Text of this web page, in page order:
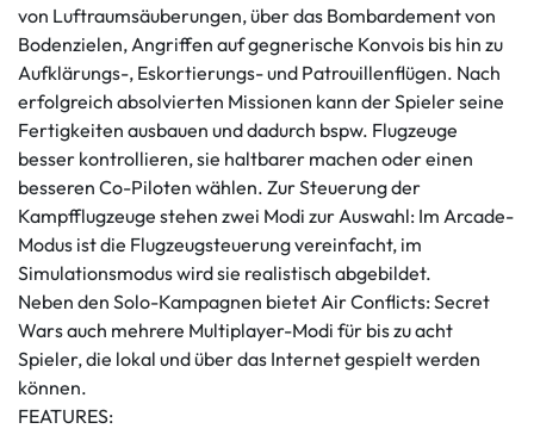
von Luftraumsäuberungen, über das Bombardement von
Bodenzielen, Angriffen auf gegnerische Konvois bis hin zu
Aufklärungs-, Eskortierungs- und Patrouillenflügen. Nach
erfolgreich absolvierten Missionen kann der Spieler seine
Fertigkeiten ausbauen und dadurch bspw. Flugzeuge
besser kontrollieren, sie haltbarer machen oder einen
besseren Co-Piloten wählen. Zur Steuerung der
Kampfflugzeuge stehen zwei Modi zur Auswahl: Im Arcade-
Modus ist die Flugzeugsteuerung vereinfacht, im
Simulationsmodus wird sie realistisch abgebildet.
Neben den Solo-Kampagnen bietet Air Conflicts: Secret
Wars auch mehrere Multiplayer-Modi für bis zu acht
Spieler, die lokal und über das Internet gespielt werden
können.
FEATURES: